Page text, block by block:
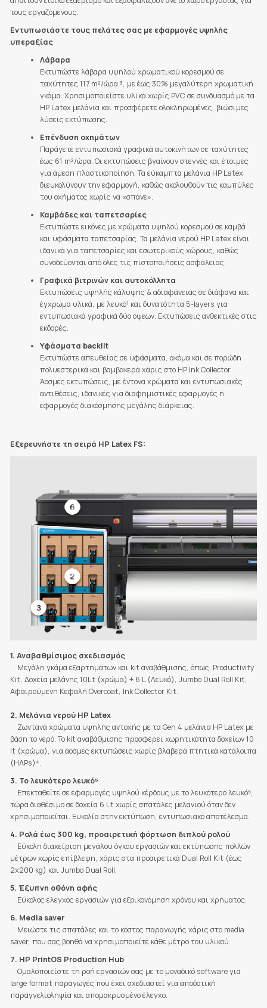
τους εργαζόμενους.
Εντυπωσιάστε τους πελάτες σας με εφαρμογές υψηλής
υπεραξίας
Λάβαρα
Εκτυπώστε λάβαρα υψηλού χρωματικού κορεσμού σε
ταχύτητες 117 m²/ώρα ³, με έως 30% μεγαλύτερη χρωματική
γκάμα. Χρησιμοποιείστε υλικά χωρίς PVC σε συνδυασμό με τα
HP Latex μελάνια και προσφέρετε ολοκληρωμένες, βιώσιμες
λύσεις εκτύπωσης.
Επένδυση οχημάτων
Παράγετε εντυπωσιακά γραφικά αυτοκινήτων σε ταχύτητες
έως 61 m²/ώρα. Οι εκτυπώσεις βγαίνουν στεγνές και έτοιμες
για άμεση πλαστικοποίηση. Τα εύκαμπτα μελάνια HP Latex
διευκολύνουν την εφαρμογή, καθώς ακολουθούν τις καμπύλες
του οχήματος χωρίς να «σπάνε».
Καμβάδες και ταπετσαρίες
Εκτυπώστε εικόνες με χρώματα υψηλού κορεσμού σε καμβά
και υφάσματα ταπετσαρίας. Τα μελάνια νερού HP Latex είναι
ιδανικά για ταπετσαρίες και εσωτερικούς χώρους, καθώς
συνοδεύονται από όλες τις πιστοποιήσεις ασφάλειας.
Γραφικά βιτρινών και αυτοκόλλητα
Εκτυπώσεις υψηλής κάλυψης & αδιαφάνειας σε διάφανα και
έγχρωμα υλικά, με λευκό¹ και δυνατότητα 5-layers για
εντυπωσιακά γραφικά δύο όψεων. Εκτυπώσεις ανθεκτικές στις
εκδορές.
Υφάσματα backlit
Εκτυπώστε απευθείας σε υφάσματα, ακόμα και σε πορώδη
πολυεστερικά και βαμβακερά χάρις στο HP Ink Collector.
Άοσμες εκτυπώσεις, με έντονα χρώματα και εντυπωσιακές
αντιθέσεις, ιδανικές για διαφημιστικές εφαρμογές ή
εφαρμογές διακόσμησης μεγάλης διάρκειας.
Εξερευνήστε τη σειρά HP Latex FS:
1. Αναβαθμίσιμος σχεδιασμός
Μεγάλη γκάμα εξαρτημάτων και kit αναβάθμισης, όπως: Productivity
Kit, Δοχεία μελάνης 10Lt (χρώμα) + 6 L (Λευκό), Jumbo Dual Roll Kit,
Αφαιρούμενη Κεφαλή Overcoat, Ink Collector Kit.
2. Μελάνια νερού HP Latex
Ζωντανά χρώματα υψηλής αντοχής με τα Gen 4 μελάνια HP Latex με
βάση το νερό. Το kit αναβάθμισης προσφέρει χωρητικότητα δοχείων 10
lt (χρώμα), για άοσμες εκτυπώσεις χωρίς βλαβερά πτητικά κατάλοιπα
(HAPs)⁴.
3. Το λευκότερο λευκό⁵
Επεκταθείτε σε εφαρμογές υψηλού κέρδους με το λευκότερο λευκό⁵,
τώρα διαθέσιμο σε δοχεία 6 Lt χωρίς σπατάλες μελανιού όταν δεν
χρησιμοποιείται. Ευκολία στην εκτύπωση, εντυπωσιακό αποτέλεσμα.
4. Ρολά έως 300 kg, προαιρετική φόρτωση διπλού ρολού
Εύκολη διαχείριση μεγάλου όγκου εργασιών και εκτύπωσης πολλών
μέτρων χωρίς επίβλεψη, χάρις στα προαιρετικά Dual Roll Kit (έως
2x200 kg) και Jumbo Dual Roll.
5. Έξυπνη οθόνη αφής
Εύκολος έλεγχος εργασιών για εξοικονόμηση χρόνου και χρήματος.
6. Media saver
Μειώστε τις σπατάλες και το κόστος παραγωγής χάρις στο media
saver, που σας βοηθά να χρησιμοποιείτε κάθε μέτρο του υλικού.
7. HP PrintOS Production Hub
Ομαλοποιείστε τη ροή εργασιών σας με το μοναδικό software για
large format παραγωγές που έχει σχεδιαστεί για αποδοτική
παραγγελιοληψία και απομακρυσμένο έλεγχο.